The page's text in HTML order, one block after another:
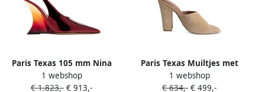
Paris Texas 105 mm Nina
pumps met puntige neus
Rood
1 webshop
€ 1.823,- € 913,-
Paris Texas Muiltjes met
vierkante neus Beige
1 webshop
€ 634,- € 499,-